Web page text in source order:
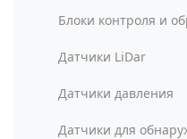
Блоки контроля и
Датчики LiDar
Датчики давления
Датчики для